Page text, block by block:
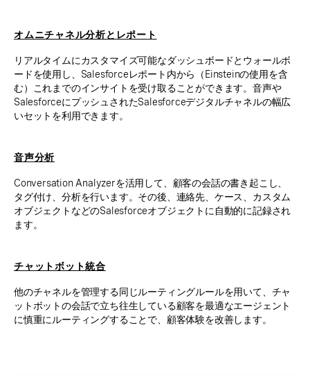
オムニチャネル分析とレポート
リアルタイムにカスタマイズ可能なダッシュボードとウォールボ
ードを使用し、Salesforceレポート内から（Einsteinの使用を含
む）これまでのインサイトを受け取ることができます。音声や
SalesforceにプッシュされたSalesforceデジタルチャネルの幅広
いセットを利用できます。
音声分析
Conversation Analyzerを活用して、顧客の会話の書き起こし、
タグ付け、分析を行います。その後、連絡先、ケース、カスタム
オブジェクトなどのSalesforceオブジェクトに自動的に記録され
ます。
チャットボット統合
他のチャネルを管理する同じルーティングルールを用いて、チャ
ットボットの会話で立ち往生している顧客を最適なエージェント
に慎重にルーティングすることで、顧客体験を改善します。